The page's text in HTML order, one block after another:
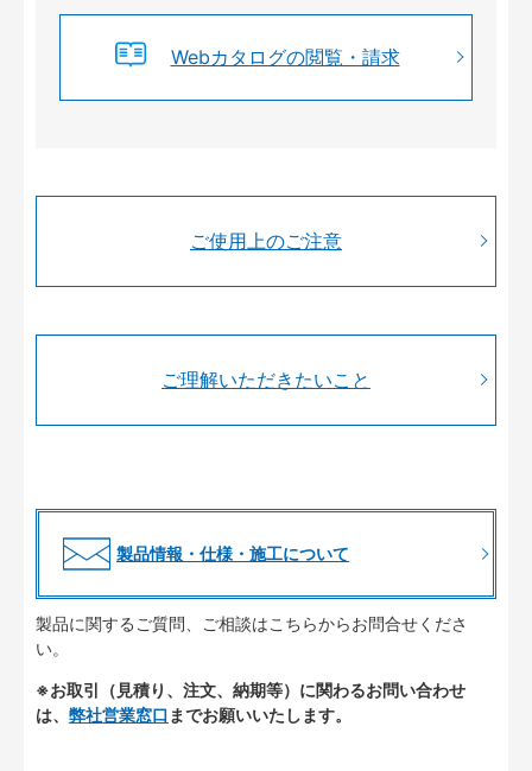
Webカタログの閲覧・請求
ご使用上のご注意
ご理解いただきたいこと
製品情報・仕様・施工について
製品に関するご質問、ご相談はこちらからお問合せくださ
い。
※お取引（見積り、注文、納期等）に関わるお問い合わせ
は、 弊社営業窓口 までお願いいたします。